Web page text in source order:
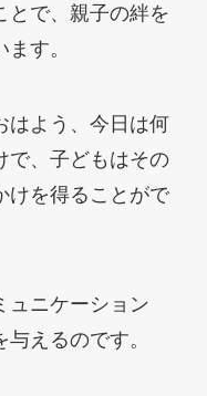
とで、親子の絆を
す。
はよう、今日は何
で、子どもはその
けを得ることがで
ュニケーション
えるのです。